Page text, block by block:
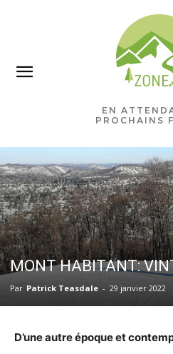
EN
PROCHAINS
MONT HABITANT:
Par Patrick Teasdale - 29 janvier 2022
D’une autre époque et